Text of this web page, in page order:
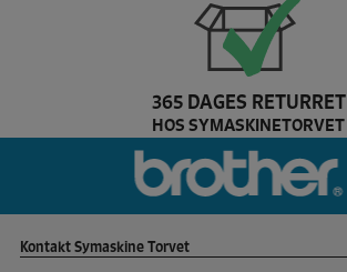
365 DAGES RETURRET
HOS SYMASKINETORVET
Dette er Bernina brands slider logo
Kontakt Symaskine Torvet